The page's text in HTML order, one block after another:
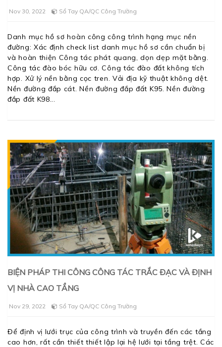
Nov 30, 2022 Sổ Tay QA/QC Công Trường
Danh mục hồ sơ hoàn công công trình hạng mục nền
đường: Xác định check list danh mục hồ sơ cần chuẩn bị
và hoàn thiện Công tác phát quang, dọn dẹp mặt bằng.
Công tác đào bóc hữu cơ. Công tác đào đất không tích
hợp. Xử lý nền bằng cọc tren. Vải địa kỹ thuật không dệt.
Nền đường đắp cát. Nền đường đắp đất K95. Nền đường
đắp đất K98
BIỆN PHÁP THI CÔNG CÔNG TÁC TRẮC ĐẠC VÀ ĐỊNH
VỊ NHÀ CAO TẦNG
Nov 29, 2022 Sổ Tay QA/QC Công Trường
Để định vị lưới trục của công trình và truyền đến các tầng
cao hơn, rất cần thiết thiết lập lại hệ lưới tại tầng trệt. Các